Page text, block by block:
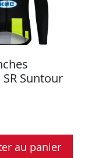
Suntour
au panier